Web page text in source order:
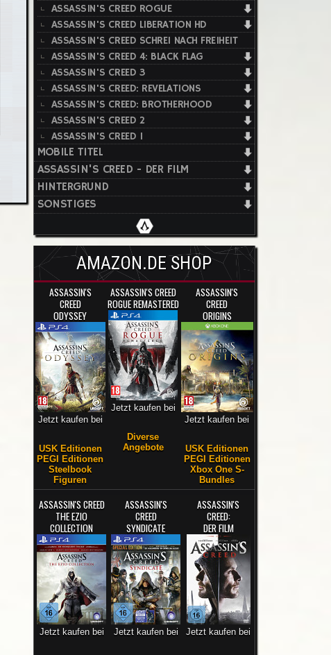
ASSASSIN'S CREED ROGUE
ASSASSIN'S CREED LIBERATION HD
ASSASSIN'S CREED SCHREI NACH FREIHEIT
ASSASSIN'S CREED 4: BLACK FLAG
ASSASSIN'S CREED 3
ASSASSIN'S CREED: REVELATIONS
ASSASSIN'S CREED: BROTHERHOOD
ASSASSIN'S CREED 2
ASSASSIN'S CREED 1
MOBILE TITEL
ASSASSIN'S CREED - DER FILM
HINTERGRUND
SONSTIGES
AMAZON.DE SHOP
ASSASSIN'S
CREED
ODYSSEY
Jetzt kaufen bei
USK Editionen
PEGI Editionen
Steelbook
Figuren
ASSASSIN'S CREED
ROGUE REMASTERED
Jetzt kaufen bei
Diverse
Angebote
ASSASSIN'S
CREED
ORIGINS
Jetzt kaufen bei
USK Editionen
PEGI Editionen
Xbox One S-
Bundles
ASSASSIN'S CREED
THE EZIO
COLLECTION
Jetzt kaufen bei
ASSASSIN'S
CREED
SYNDICATE
Jetzt kaufen bei
ASSASSIN'S
CREED:
DER FILM
Jetzt kaufen bei